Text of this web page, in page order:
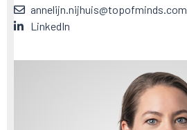
annelijn.nijhuis@topofminds.com
LinkedIn